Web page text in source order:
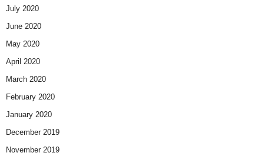
July 2020
June 2020
May 2020
April 2020
March 2020
February 2020
January 2020
December 2019
November 2019